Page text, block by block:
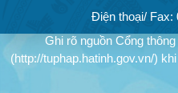
Điện thoại/ Fax:
Ghi rõ nguồn Cổng
(http://tuphap.hatinh.gov.vn/)